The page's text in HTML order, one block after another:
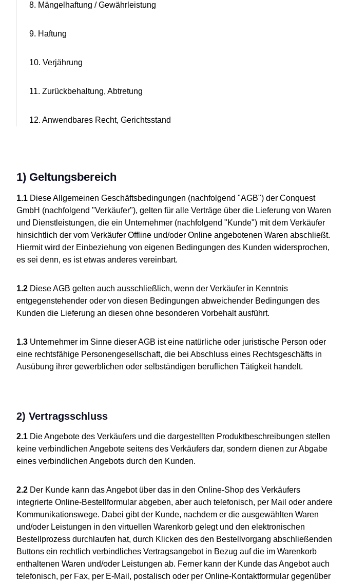
8. Mängelhaftung / Gewährleistung
9. Haftung
10. Verjährung
11. Zurückbehaltung, Abtretung
12. Anwendbares Recht, Gerichtsstand
1) Geltungsbereich
1.1 Diese Allgemeinen Geschäftsbedingungen (nachfolgend "AGB") der Conquest
GmbH (nachfolgend "Verkäufer"), gelten für alle Verträge über die Lieferung von Waren
und Dienstleistungen, die ein Unternehmer (nachfolgend "Kunde") mit dem Verkäufer
hinsichtlich der vom Verkäufer Offline und/oder Online angebotenen Waren abschließt.
Hiermit wird der Einbeziehung von eigenen Bedingungen des Kunden widersprochen,
es sei denn, es ist etwas anderes vereinbart.
1.2 Diese AGB gelten auch ausschließlich, wenn der Verkäufer in Kenntnis
entgegenstehender oder von diesen Bedingungen abweichender Bedingungen des
Kunden die Lieferung an diesen ohne besonderen Vorbehalt ausführt.
1.3 Unternehmer im Sinne dieser AGB ist eine natürliche oder juristische Person oder
eine rechtsfähige Personengesellschaft, die bei Abschluss eines Rechtsgeschäfts in
Ausübung ihrer gewerblichen oder selbständigen beruflichen Tätigkeit handelt.
2) Vertragsschluss
2.1 Die Angebote des Verkäufers und die dargestellten Produktbeschreibungen stellen
keine verbindlichen Angebote seitens des Verkäufers dar, sondern dienen zur Abgabe
eines verbindlichen Angebots durch den Kunden.
2.2 Der Kunde kann das Angebot über das in den Online-Shop des Verkäufers
integrierte Online-Bestellformular abgeben, aber auch telefonisch, per Mail oder andere
Kommunikationswege. Dabei gibt der Kunde, nachdem er die ausgewählten Waren
und/oder Leistungen in den virtuellen Warenkorb gelegt und den elektronischen
Bestellprozess durchlaufen hat, durch Klicken des den Bestellvorgang abschließenden
Buttons ein rechtlich verbindliches Vertragsangebot in Bezug auf die im Warenkorb
enthaltenen Waren und/oder Leistungen ab. Ferner kann der Kunde das Angebot auch
telefonisch, per Fax, per E-Mail, postalisch oder per Online-Kontaktformular gegenüber